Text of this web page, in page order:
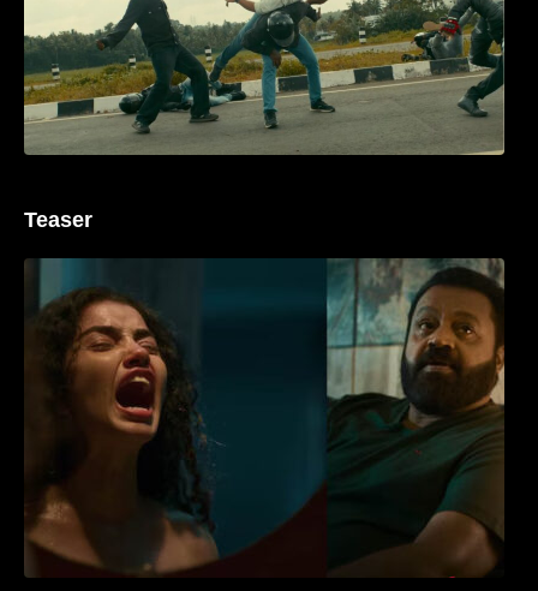
Teaser
‘ജെഎസ്‌കെ’ ടീസർ പുറത്ത്; വക്കീൽ
വേഷത്തിൽ നിറഞ്ഞാടി സുരേഷ് ഗോപി..